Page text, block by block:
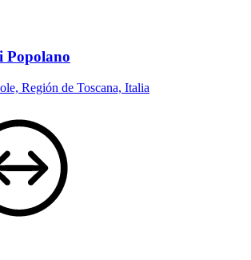
Popolano
Región de Toscana, Italia